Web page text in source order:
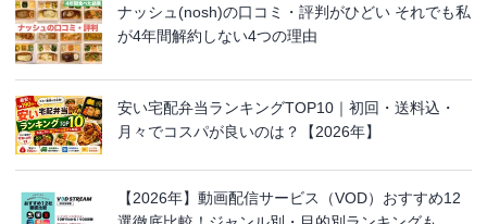
ナッシュ(nosh)の口コミ・評判がひどい それでも私
が4年間解約しない4つの理由
安い宅配弁当ランキングTOP10｜初回・送料込・
月々でコスパが良いのは？【2026年】
【2026年】動画配信サービス（VOD）おすすめ12